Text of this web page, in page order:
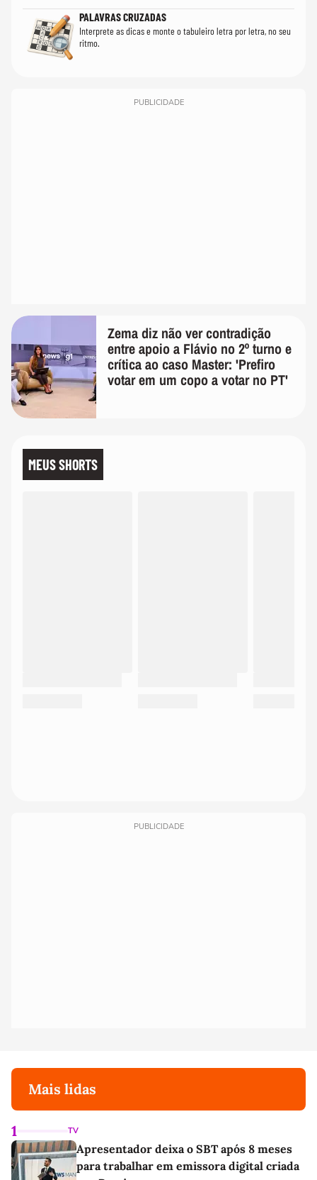
PALAVRAS CRUZADAS
Interprete as dicas e monte o tabuleiro letra por letra, no seu
ritmo.
PUBLICIDADE
Zema diz não ver contradição
entre apoio a Flávio no 2º turno e
crítica ao caso Master: 'Prefiro
votar em um copo a votar no PT'
MEUS SHORTS
PUBLICIDADE
Mais lidas
1 TV
Apresentador deixa o SBT após 8 meses
para trabalhar em emissora digital criada